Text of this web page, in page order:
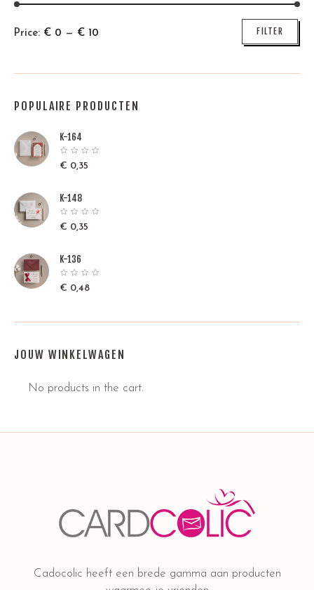
Min
Max
FILTER
Price: € 0 — € 10
POPULAIRE PRODUCTEN
K-164
€ 0,35
K-148
€ 0,35
K-136
€ 0,48
JOUW WINKELWAGEN
No products in the cart.
Cadocolic heeft een brede gamma aan producten